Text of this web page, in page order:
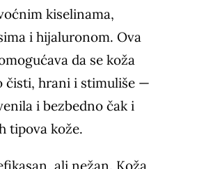
kiselinama,
i hijaluronom. Ova
da se koža
čisti, hrani i stimuliše —
i bezbedno čak i
tipova kože.
ali nežan. Koža